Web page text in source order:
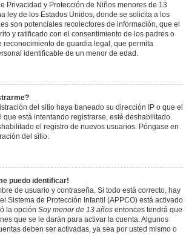
Privacidad y Protección de Niños menores de 13
ley de los Estados Unidos, donde se solicita a los
son potenciales recolectores de información, que el
y ratificado con el consentimiento de los padres o
reconocimiento de guardia legal, que permita
identificable de un menor de edad.
del sitio haya baneado su dirección IP o que el
que está intentando registrarse, esté deshabilitado.
el registro de nuevos usuarios. Póngase en
del sitio.
puedo identificar!
de usuario y contraseña. Si todo está correcto, hay
Sistema de Protección Infantil (APPCO) está activado
la opción Soy menor de 13 años entonces tendrá que
que se le darán para activar la cuenta. Algunos
deben ser activadas, ya sea por usted mismo o